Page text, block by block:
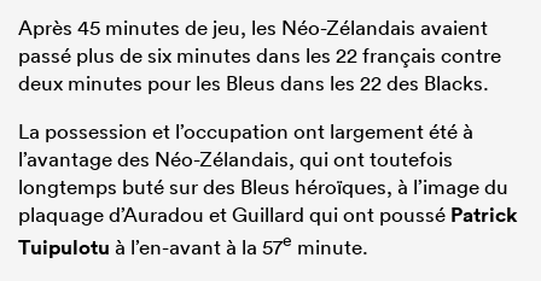
Après 45 minutes de jeu, les Néo-Zélandais avaient
passé plus de six minutes dans les 22 français contre
deux minutes pour les Bleus dans les 22 des Blacks.
La possession et l’occupation ont largement été à
l’avantage des Néo-Zélandais, qui ont toutefois
longtemps buté sur des Bleus héroïques, à l’image du
plaquage d’Auradou et Guillard qui ont poussé Patrick
Tuipulotu à l’en-avant à la 57e minute.